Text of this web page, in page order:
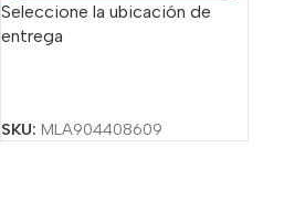
Seleccione la ubicación de
entrega
SKU: MLA904408609